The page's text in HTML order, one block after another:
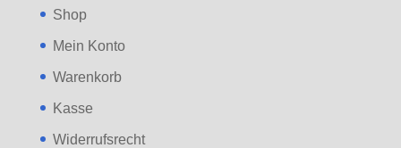
Shop
Mein Konto
Warenkorb
Kasse
Widerrufsrecht